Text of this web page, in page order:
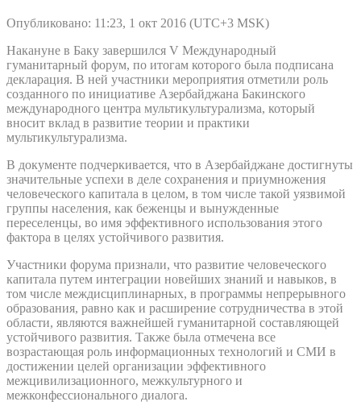
Опубликовано: 11:23, 1 окт 2016 (UTC+3 MSK)
Накануне в Баку завершился V Международный
гуманитарный форум, по итогам которого была подписана
декларация. В ней участники мероприятия отметили роль
созданного по инициативе Азербайджана Бакинского
международного центра мультикультурализма, который
вносит вклад в развитие теории и практики
мультикультурализма.
В документе подчеркивается, что в Азербайджане достигнуты
значительные успехи в деле сохранения и приумножения
человеческого капитала в целом, в том числе такой уязвимой
группы населения, как беженцы и вынужденные
переселенцы, во имя эффективного использования этого
фактора в целях устойчивого развития.
Участники форума признали, что развитие человеческого
капитала путем интеграции новейших знаний и навыков, в
том числе междисциплинарных, в программы непрерывного
образования, равно как и расширение сотрудничества в этой
области, являются важнейшей гуманитарной составляющей
устойчивого развития. Также была отмечена все
возрастающая роль информационных технологий и СМИ в
достижении целей организации эффективного
межцивилизационного, межкультурного и
межконфессионального диалога.